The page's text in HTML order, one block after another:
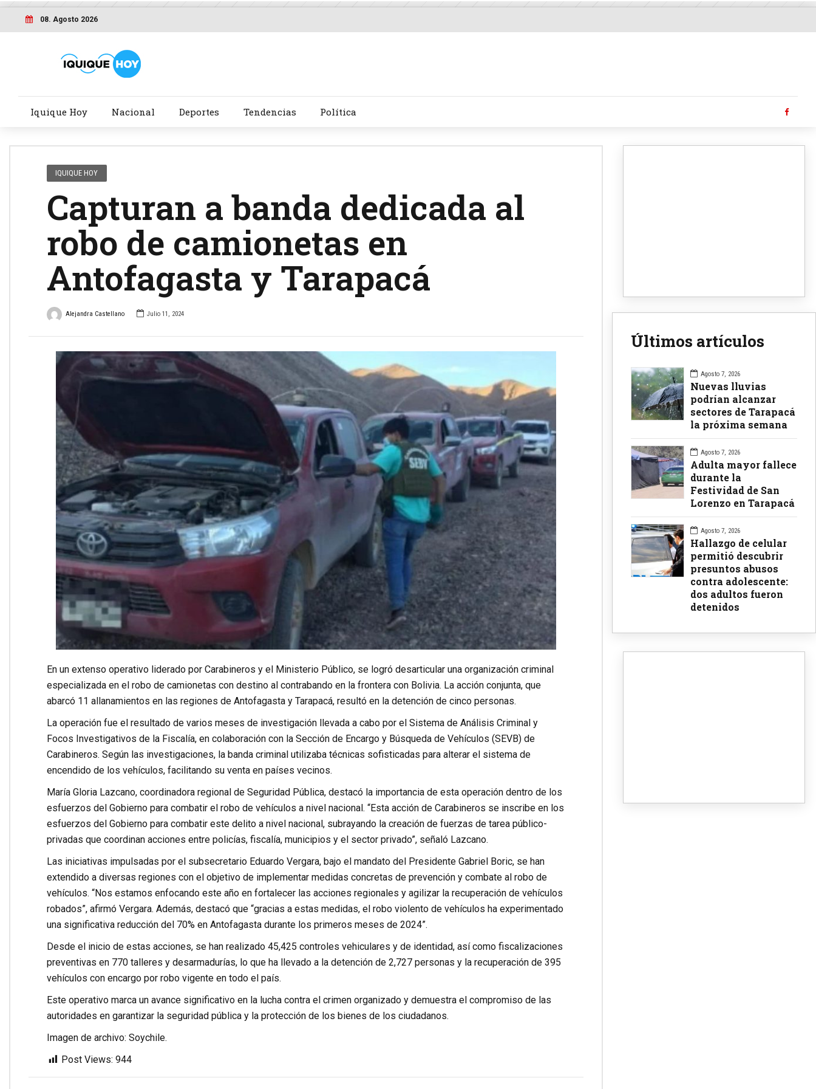
08. Agosto 2026
Iquique Hoy Nacional Deportes Tendencias Política
IQUIQUE HOY
Capturan a banda dedicada al
robo de camionetas en
Antofagasta y Tarapacá
Alejandra Castellano Julio 11, 2024
En un extenso operativo liderado por Carabineros y el Ministerio Público, se logró desarticular una organización criminal
especializada en el robo de camionetas con destino al contrabando en la frontera con Bolivia. La acción conjunta, que
abarcó 11 allanamientos en las regiones de Antofagasta y Tarapacá, resultó en la detención de cinco personas.
La operación fue el resultado de varios meses de investigación llevada a cabo por el Sistema de Análisis Criminal y
Focos Investigativos de la Fiscalía, en colaboración con la Sección de Encargo y Búsqueda de Vehículos (SEVB) de
Carabineros. Según las investigaciones, la banda criminal utilizaba técnicas sofisticadas para alterar el sistema de
encendido de los vehículos, facilitando su venta en países vecinos.
María Gloria Lazcano, coordinadora regional de Seguridad Pública, destacó la importancia de esta operación dentro de los
esfuerzos del Gobierno para combatir el robo de vehículos a nivel nacional. “Esta acción de Carabineros se inscribe en los
esfuerzos del Gobierno para combatir este delito a nivel nacional, subrayando la creación de fuerzas de tarea público-
privadas que coordinan acciones entre policías, fiscalía, municipios y el sector privado”, señaló Lazcano.
Las iniciativas impulsadas por el subsecretario Eduardo Vergara, bajo el mandato del Presidente Gabriel Boric, se han
extendido a diversas regiones con el objetivo de implementar medidas concretas de prevención y combate al robo de
vehículos. “Nos estamos enfocando este año en fortalecer las acciones regionales y agilizar la recuperación de vehículos
robados”, afirmó Vergara. Además, destacó que “gracias a estas medidas, el robo violento de vehículos ha experimentado
una significativa reducción del 70% en Antofagasta durante los primeros meses de 2024”.
Desde el inicio de estas acciones, se han realizado 45,425 controles vehiculares y de identidad, así como fiscalizaciones
preventivas en 770 talleres y desarmadurías, lo que ha llevado a la detención de 2,727 personas y la recuperación de 395
vehículos con encargo por robo vigente en todo el país.
Este operativo marca un avance significativo en la lucha contra el crimen organizado y demuestra el compromiso de las
autoridades en garantizar la seguridad pública y la protección de los bienes de los ciudadanos.
Imagen de archivo: Soychile.
Post Views: 944
Últimos artículos
Agosto 7, 2026
Nuevas lluvias
podrían alcanzar
sectores de Tarapacá
la próxima semana
Agosto 7, 2026
Adulta mayor fallece
durante la
Festividad de San
Lorenzo en Tarapacá
Agosto 7, 2026
Hallazgo de celular
permitió descubrir
presuntos abusos
contra adolescente:
dos adultos fueron
detenidos